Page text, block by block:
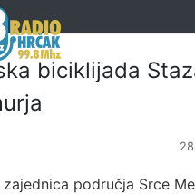
biciklijada
područja Srce